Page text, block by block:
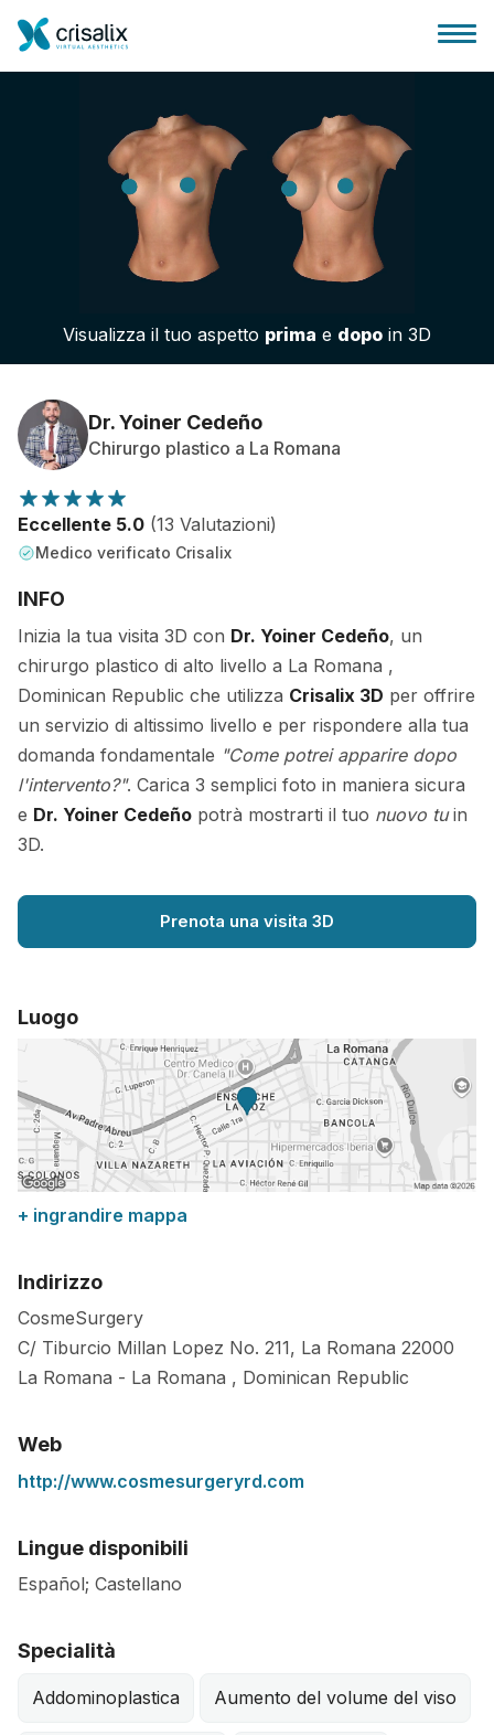
Accesso chirurghi
Piattaforma Business 3D
Piani
Recensioni dei pazienti
Visualizza il tuo aspetto prima e dopo in 3D
Dr. Yoiner Cedeño
Chirurgo plastico a La Romana
Eccellente 5.0 (13 Valutazioni)
Medico verificato Crisalix
INFO
Inizia la tua visita 3D con Dr. Yoiner Cedeño, un
chirurgo plastico di alto livello a La Romana ,
Dominican Republic che utilizza Crisalix 3D per offrire
un servizio di altissimo livello e per rispondere alla tua
domanda fondamentale "Come potrei apparire dopo
l'intervento?". Carica 3 semplici foto in maniera sicura
e Dr. Yoiner Cedeño potrà mostrarti il tuo nuovo tuin
3D.
Prenota una visita 3D
Luogo
+ ingrandire mappa
Indirizzo
CosmeSurgery
C/ Tiburcio Millan Lopez No. 211, La Romana 22000
La Romana - La Romana , Dominican Republic
Web
http://www.cosmesurgeryrd.com
Lingue disponibili
Español; Castellano
Specialità
Addominoplastica Aumento del volume del viso